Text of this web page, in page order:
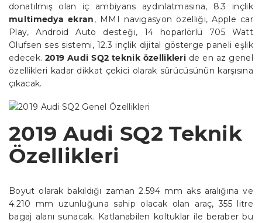
donatılmış olan iç ambiyans aydınlatmasına, 8.3 inçlik
multimedya ekran, MMI navigasyon özelliği, Apple car
Play, Android Auto desteği, 14 hoparlörlü 705 Watt
Olufsen ses sistemi, 12.3 inçlik dijital gösterge paneli eşlik
edecek.2019 Audi SQ2 teknik özellikleri de en az genel
özellikleri kadar dikkat çekici olarak sürücüsünün karşısına
çıkacak.
2019 Audi SQ2 Teknik
Özellikleri
Boyut olarak bakıldığı zaman 2.594 mm aks aralığına ve
4.210 mm uzunluğuna sahip olacak olan araç, 355 litre
bagaj alanı sunacak. Katlanabilen koltuklar ile beraber bu